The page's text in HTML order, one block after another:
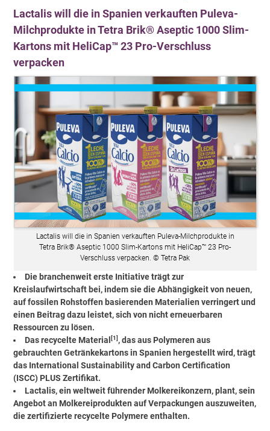
Lactalis will die in Spanien verkauften Puleva-
Milchprodukte in Tetra Brik® Aseptic 1000 Slim-
Kartons mit HeliCap™ 23 Pro-Verschluss
verpacken
Lactalis will die in Spanien verkauften Puleva-Milchprodukte in
Tetra Brik® Aseptic 1000 Slim-Kartons mit HeliCap™ 23 Pro-
Verschluss verpacken. © Tetra Pak
Die branchenweit erste Initiative trägt zur
Kreislaufwirtschaft bei, indem sie die Abhängigkeit von neuen,
auf fossilen Rohstoffen basierenden Materialien verringert und
einen Beitrag dazu leistet, sich von nicht erneuerbaren
Ressourcen zu lösen.
Das recycelte Material
[1], das aus Polymeren aus
gebrauchten Getränkekartons in Spanien hergestellt wird, trägt
das International Sustainability and Carbon Certification
(ISCC) PLUS Zertifikat.
Lactalis, ein weltweit führender Molkereikonzern, plant, sein
Angebot an Molkereiprodukten auf Verpackungen auszuweiten,
die zertifizierte recycelte Polymere enthalten.